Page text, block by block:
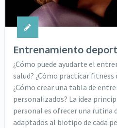
Entrenamiento
¿Cómo puede ayudarte el
salud? ¿Cómo practicar fitness
¿Cómo crear una tabla de
personalizados? La idea
personal es ofrecer una rutina
adaptados al biotipo de cada